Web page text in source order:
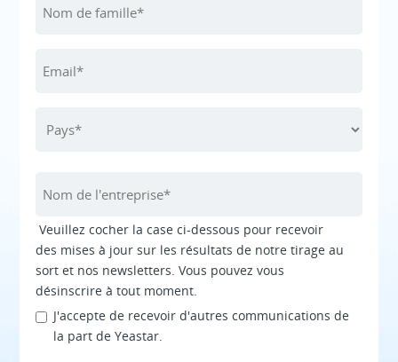
Veuillez cocher la case ci-dessous pour recevoir
des mises à jour sur les résultats de notre tirage au
sort et nos newsletters. Vous pouvez vous
désinscrire à tout moment.
J'accepte de recevoir d'autres communications de
la part de Yeastar.